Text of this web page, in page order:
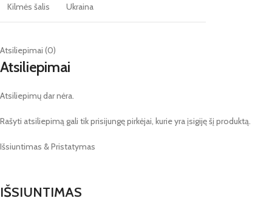
Kilmės šalis Ukraina
Atsiliepimai (0)
Atsiliepimai
Atsiliepimų dar nėra.
Rašyti atsiliepimą gali tik prisijungę pirkėjai, kurie yra įsigiję šį produktą.
Išsiuntimas & Pristatymas
IŠSIUNTIMAS